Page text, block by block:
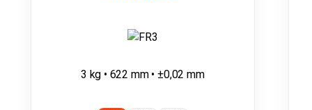
3 kg • 622 mm • ±0,02 mm